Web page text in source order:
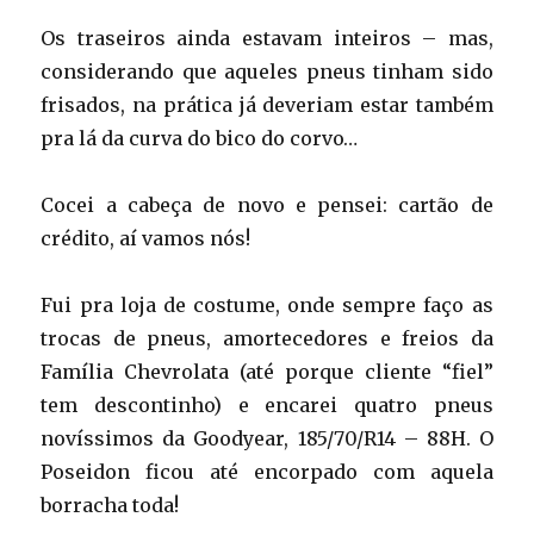
Os traseiros ainda estavam inteiros – mas,
considerando que aqueles pneus tinham sido
frisados, na prática já deveriam estar também
pra lá da curva do bico do corvo…
Cocei a cabeça de novo e pensei: cartão de
crédito, aí vamos nós!
Fui pra loja de costume, onde sempre faço as
trocas de pneus, amortecedores e freios da
Família Chevrolata (até porque cliente “fiel”
tem descontinho) e encarei quatro pneus
novíssimos da Goodyear, 185/70/R14 – 88H. O
Poseidon ficou até encorpado com aquela
borracha toda!